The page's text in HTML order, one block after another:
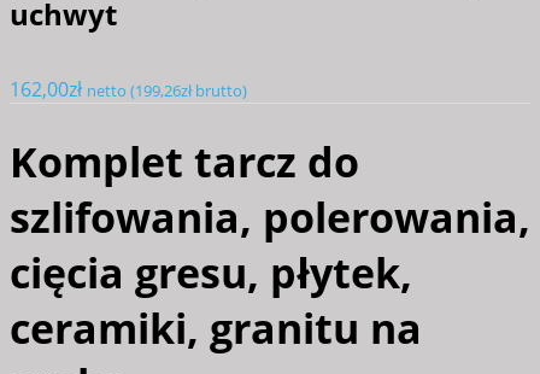
uchwyt
162,00zł netto (199,26złbrutto)
Komplet tarcz do
szlifowania, polerowania,
cięcia gresu, płytek,
ceramiki, granitu na